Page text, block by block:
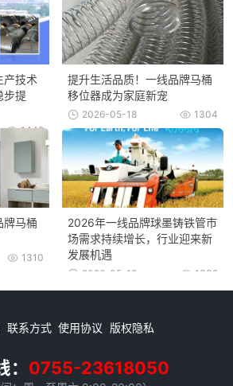
产技术
步提
1442
提升生活品质！一线品牌马桶
移位器成为家庭新宠
1304
2026-05-18
牌马桶
1310
2026年一线品牌球墨铸铁管市
场需求持续增长，行业迎来新
发展机遇
1339
2026-05-18
联系方式 使用协议 版权隐私
0755-23618050